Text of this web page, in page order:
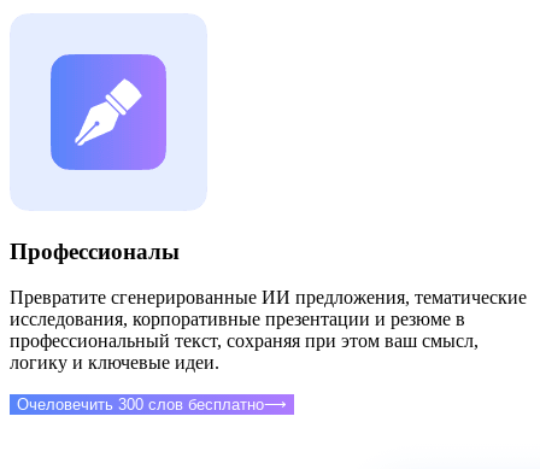
Профессионалы
Превратите сгенерированные ИИ предложения, тематические
исследования, корпоративные презентации и резюме в
профессиональный текст, сохраняя при этом ваш смысл,
логику и ключевые идеи.
Очеловечить 300 слов бесплатно⟶